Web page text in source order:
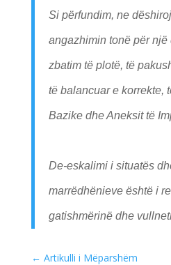
Si përfundim, ne
angazhimin tonë për
zbatim të plotë, të
të balancuar e korrekte,
Bazike dhe Aneksit të
De-eskalimi i situatës
marrëdhënieve është i
gatishmërinë dhe
← Artikulli i Mëparshëm